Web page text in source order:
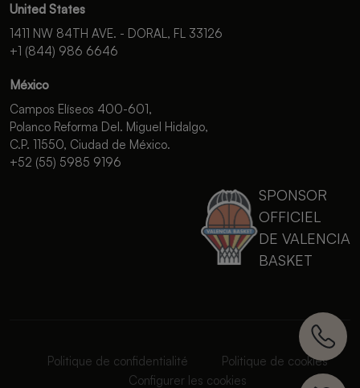
United States
1411 NW 84TH AVE. - DORAL, FL 33126
+1 (844) 986 6646
México
Campos Elíseos 400-601,
Polanco Reforma Del. Miguel Hidalgo,
C.P. 11550, Ciudad de México.
+52 (55) 5985 9196
SPONSOR
OFFICIEL
DE VALENCIA
BASKET
Politique de confidentialité
Politique de cookies
Configurer les cookies